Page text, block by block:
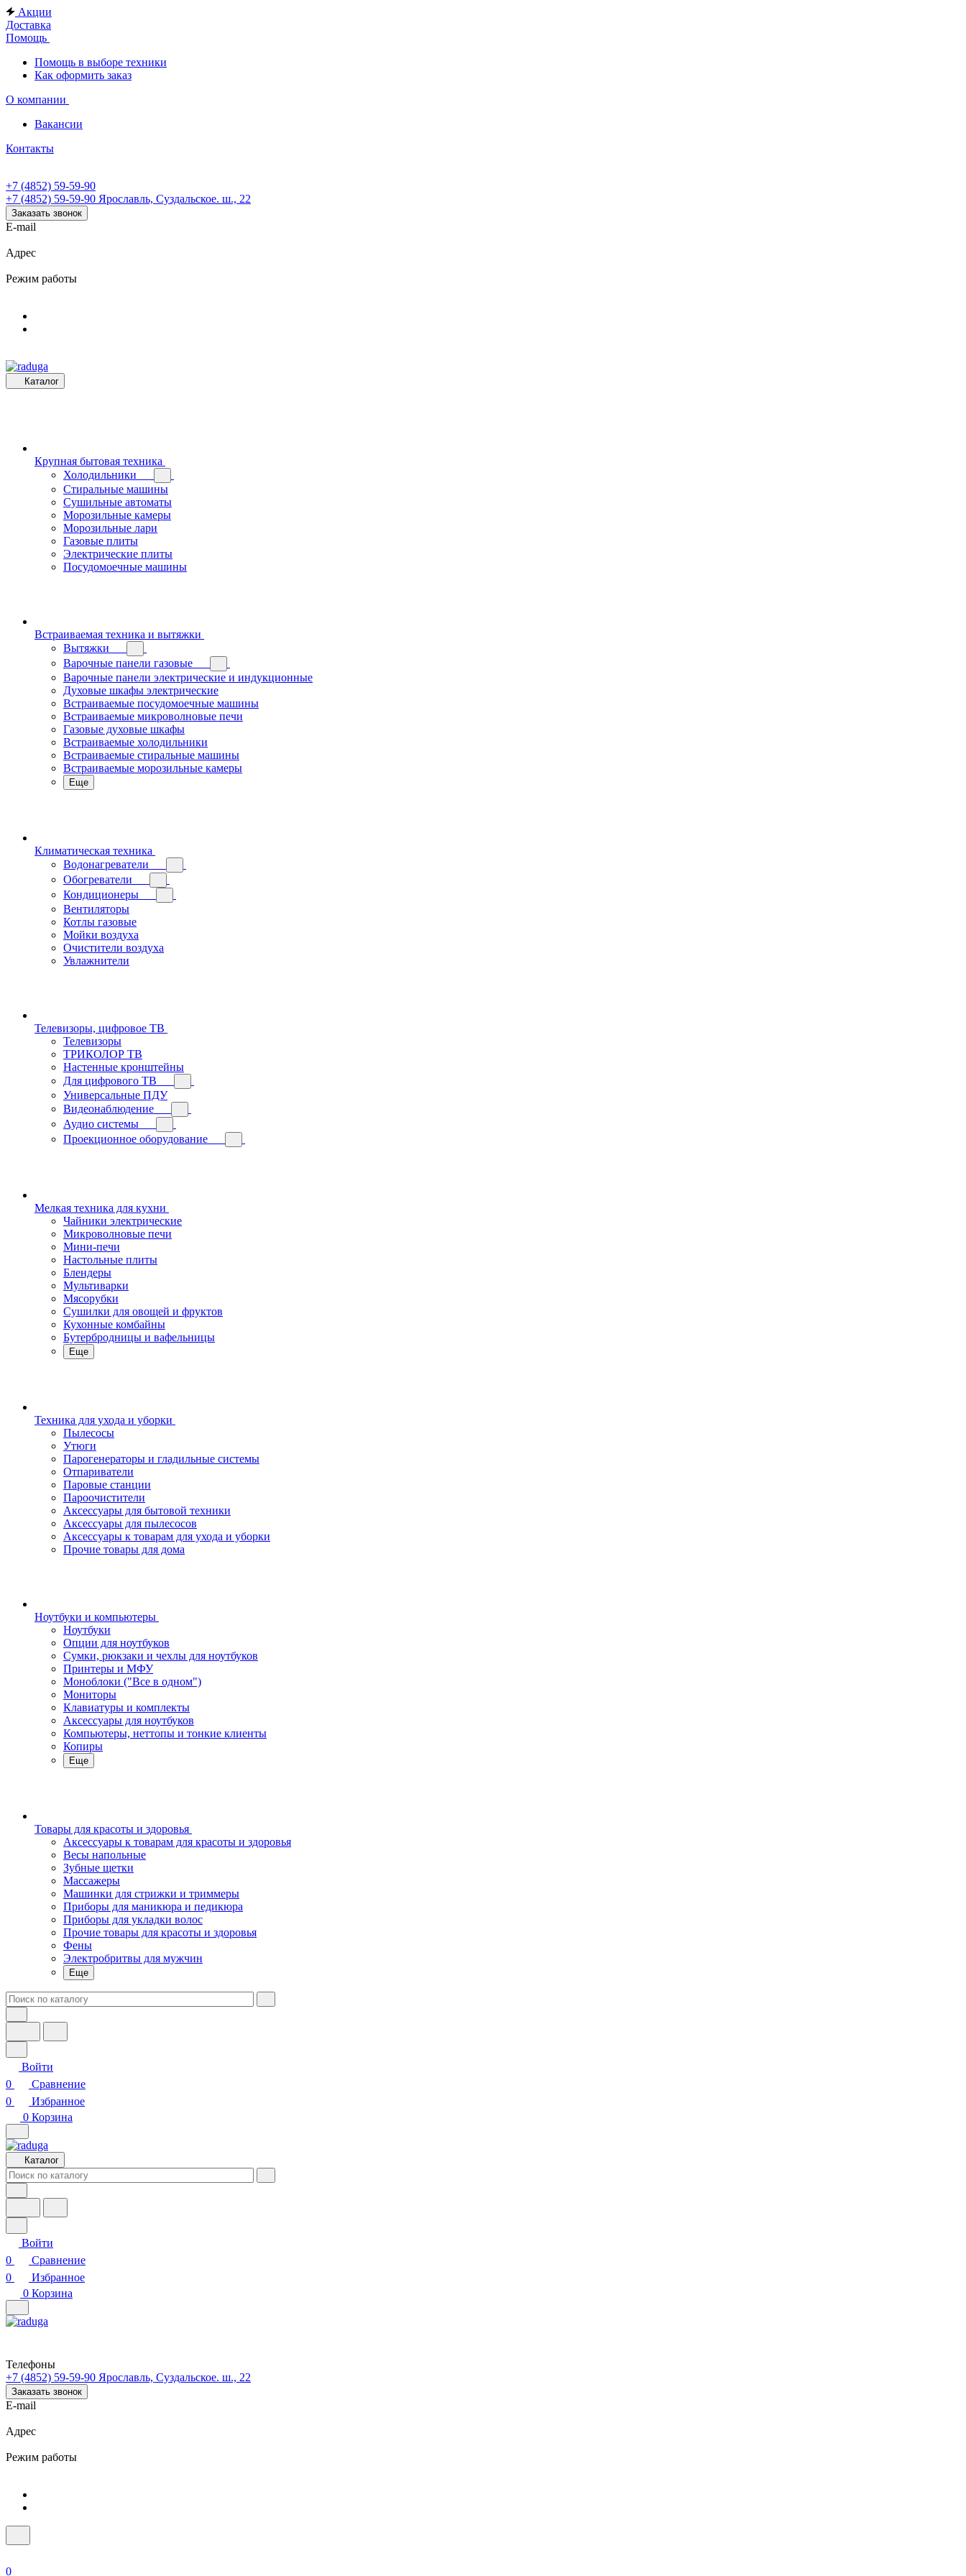
Акции
Доставка
Помощь
Помощь в выборе техники
Как оформить заказ
О компании
Вакансии
Контакты
+7 (4852) 59-59-90
+7 (4852) 59-59-90 Ярославль, Суздальское. ш., 22
Заказать звонок
E-mail
Адрес
Режим работы
Каталог
Крупная бытовая техника
Холодильники
Стиральные машины
Сушильные автоматы
Морозильные камеры
Морозильные лари
Газовые плиты
Электрические плиты
Посудомоечные машины
Встраиваемая техника и вытяжки
Вытяжки
Варочные панели газовые
Варочные панели электрические и индукционные
Духовые шкафы электрические
Встраиваемые посудомоечные машины
Встраиваемые микроволновые печи
Газовые духовые шкафы
Встраиваемые холодильники
Встраиваемые стиральные машины
Встраиваемые морозильные камеры
Еще
Климатическая техника
Водонагреватели
Обогреватели
Кондиционеры
Вентиляторы
Котлы газовые
Мойки воздуха
Очистители воздуха
Увлажнители
Телевизоры, цифровое ТВ
Телевизоры
ТРИКОЛОР ТВ
Настенные кронштейны
Для цифрового ТВ
Универсальные ПДУ
Видеонаблюдение
Аудио системы
Проекционное оборудование
Мелкая техника для кухни
Чайники электрические
Микроволновые печи
Мини-печи
Настольные плиты
Блендеры
Мультиварки
Мясорубки
Сушилки для овощей и фруктов
Кухонные комбайны
Бутербродницы и вафельницы
Еще
Техника для ухода и уборки
Пылесосы
Утюги
Парогенераторы и гладильные системы
Отпариватели
Паровые станции
Пароочистители
Аксессуары для бытовой техники
Аксессуары для пылесосов
Аксессуары к товарам для ухода и уборки
Прочие товары для дома
Ноутбуки и компьютеры
Ноутбуки
Опции для ноутбуков
Сумки, рюкзаки и чехлы для ноутбуков
Принтеры и МФУ
Моноблоки ("Все в одном")
Мониторы
Клавиатуры и комплекты
Аксессуары для ноутбуков
Компьютеры, неттопы и тонкие клиенты
Копиры
Еще
Товары для красоты и здоровья
Аксессуары к товарам для красоты и здоровья
Весы напольные
Зубные щетки
Массажеры
Машинки для стрижки и триммеры
Приборы для маникюра и педикюра
Приборы для укладки волос
Прочие товары для красоты и здоровья
Фены
Электробритвы для мужчин
Еще
Войти
0
Сравнение
0
Избранное
0 Корзина
Каталог
Войти
0
Сравнение
0
Избранное
0 Корзина
Телефоны
+7 (4852) 59-59-90 Ярославль, Суздальское. ш., 22
Заказать звонок
E-mail
Адрес
Режим работы
0